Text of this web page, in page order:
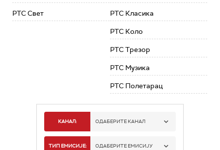
РТС Свет РТС Класика
РТС Коло
РТС Трезор
РТС Музика
РТС Полетарац
КАНАЛ: ОДАБЕРИТЕ КАНАЛ
РТС 1
ТИП ЕМИСИЈЕ: ОДАБЕРИТЕ ЕМИСИЈУ